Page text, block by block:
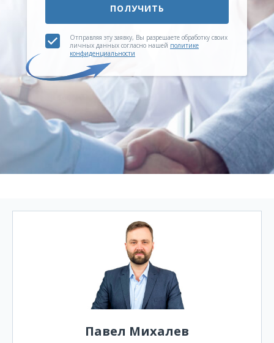
ПОЛУЧИТЬ
Отправляя эту заявку, Вы разрешаете обработку своих
личных данных согласно нашей политике
конфиденциальности
Павел Михалев